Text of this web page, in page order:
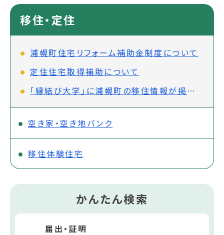
移住・定住
浦幌町住宅リフォーム補助金制度について
定住住宅取得補助について
「縁結び大学」に浦幌町の移住情報が掲載されました。
空き家・空き地バンク
移住体験住宅
かんたん検索
届出・証明